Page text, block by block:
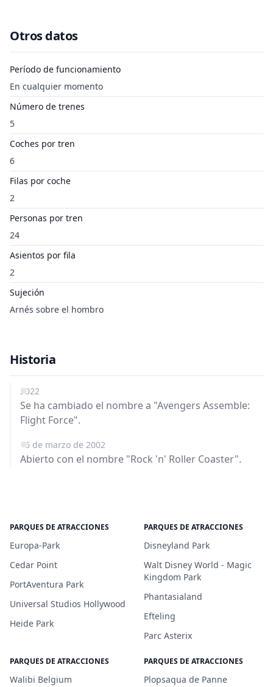
Otros datos
Período de funcionamiento
En cualquier momento
Número de trenes
5
Coches por tren
6
Filas por coche
2
Personas por tren
24
Asientos por fila
2
Sujeción
Arnés sobre el hombro
Historia
2022
Se ha cambiado el nombre a "Avengers Assemble:
Flight Force".
16 de marzo de 2002
Abierto con el nombre "Rock 'n' Roller Coaster".
PARQUES DE ATRACCIONES
Europa-Park
Cedar Point
PortAventura Park
Universal Studios Hollywood
Heide Park
PARQUES DE ATRACCIONES
Disneyland Park
Walt Disney World - Magic
Kingdom Park
Phantasialand
Efteling
Parc Asterix
PARQUES DE ATRACCIONES
Walibi Belgium
PARQUES DE ATRACCIONES
Plopsaqua de Panne